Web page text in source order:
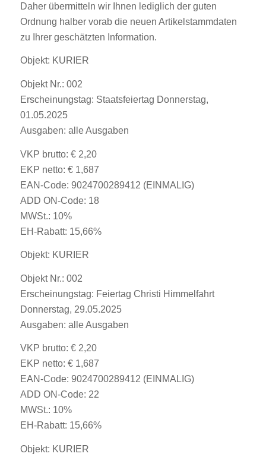
Daher übermitteln wir Ihnen lediglich der guten
Ordnung halber vorab die neuen Artikelstammdaten
zu Ihrer geschätzten Information.
Objekt: KURIER
Objekt Nr.: 002
Erscheinungstag: Staatsfeiertag Donnerstag,
01.05.2025
Ausgaben: alle Ausgaben
VKP brutto: € 2,20
EKP netto: € 1,687
EAN-Code: 9024700289412 (EINMALIG)
ADD ON-Code: 18
MWSt.: 10%
EH-Rabatt: 15,66%
Objekt: KURIER
Objekt Nr.: 002
Erscheinungstag: Feiertag Christi Himmelfahrt
Donnerstag, 29.05.2025
Ausgaben: alle Ausgaben
VKP brutto: € 2,20
EKP netto: € 1,687
EAN-Code: 9024700289412 (EINMALIG)
ADD ON-Code: 22
MWSt.: 10%
EH-Rabatt: 15,66%
Objekt: KURIER